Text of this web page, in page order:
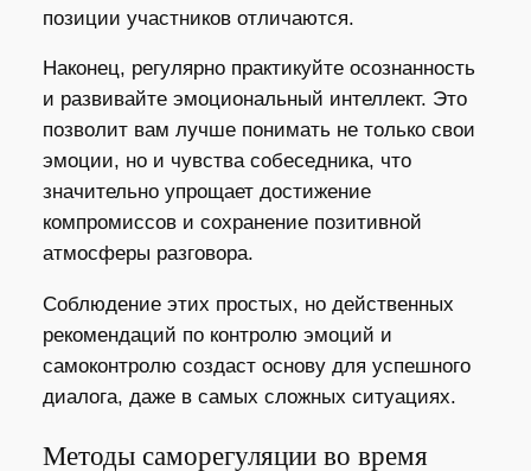
позиции участников отличаются.
Наконец, регулярно практикуйте осознанность
и развивайте эмоциональный интеллект. Это
позволит вам лучше понимать не только свои
эмоции, но и чувства собеседника, что
значительно упрощает достижение
компромиссов и сохранение позитивной
атмосферы разговора.
Соблюдение этих простых, но действенных
рекомендаций по контролю эмоций и
самоконтролю создаст основу для успешного
диалога, даже в самых сложных ситуациях.
Методы саморегуляции во время